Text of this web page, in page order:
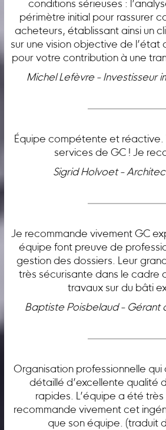
conditions sérieuses :
périmètre initial pour rassurer
acheteurs, établissant ainsi un
sur une vision objective de l’état
pour votre contribution à une
Michel Lefèvre - Investisseur
Équipe compétente et réactive.
services de GC ! Je
Sigrid Holvoet -
Je recommande vivement GC
équipe font preuve de
gestion des dossiers. Leur
très sécurisante dans le cadre
travaux sur du bâti
Baptiste Poisbelaud - Gérant
Organisation professionnelle qui
détaillé d’excellente qualité
rapides. L’équipe a été
recommande vivement cet
que son équipe. (traduit